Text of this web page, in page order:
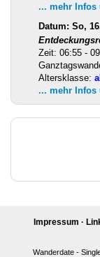
... mehr Infos
Datum: So,
Zeit: 06:55 -
Altersklasse:
... mehr Infos
Impressum ·
Wanderdate -